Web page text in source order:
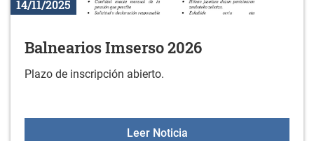
14/11/2025
Balnearios Imserso 2026
Plazo de inscripción abierto.
Leer NoticiaBalnearios Imserso 2026